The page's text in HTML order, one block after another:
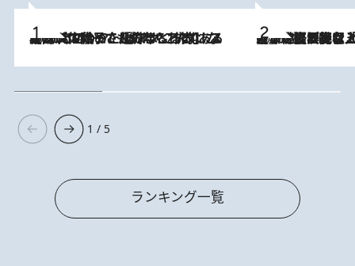
2026.8.5
【阿川佐和子さんの年とる力】なぜ70代で始めた趣味は“こんなに楽しい”のか？ ピアノ、俳句…スランプに陥っても続けられる“ある秘訣”とは 2026.8.5
【なぜ吉沢亮は「気配を消せる」のか？】興行収入208億の『国宝』を経て挑むミュージカル『ディア・エヴァン・ハンセン』。トップ俳優が舞台上でさらけ出した“孤独”とは
1 / 5
ランキング一覧